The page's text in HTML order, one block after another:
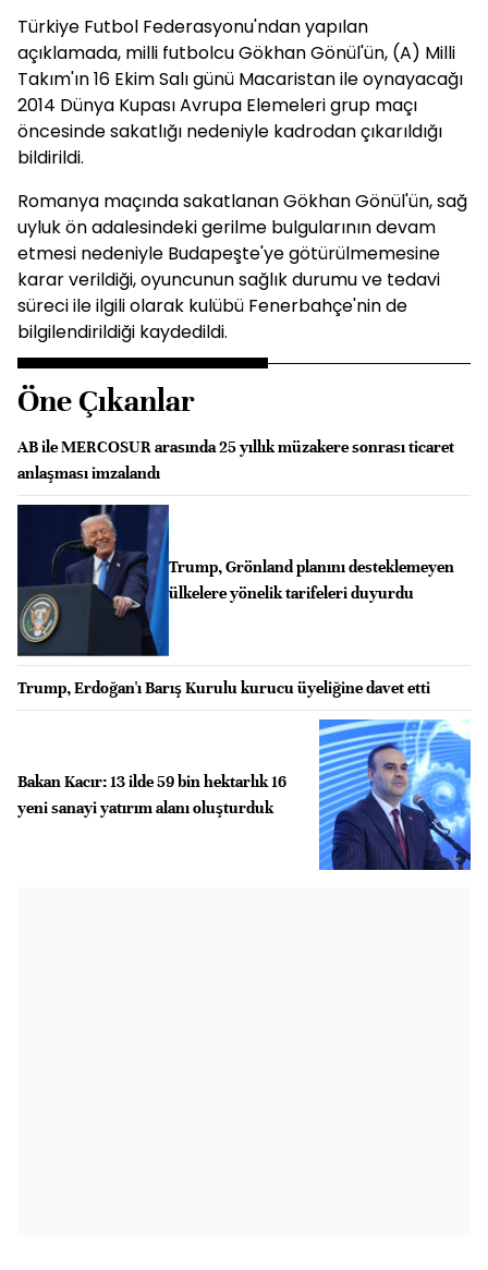
Türkiye Futbol Federasyonu'ndan yapılan
açıklamada, milli futbolcu Gökhan Gönül'ün, (A) Milli
Takım'ın 16 Ekim Salı günü Macaristan ile oynayacağı
2014 Dünya Kupası Avrupa Elemeleri grup maçı
öncesinde sakatlığı nedeniyle kadrodan çıkarıldığı
bildirildi.
Romanya maçında sakatlanan Gökhan Gönül'ün, sağ
uyluk ön adalesindeki gerilme bulgularının devam
etmesi nedeniyle Budapeşte'ye götürülmemesine
karar verildiği, oyuncunun sağlık durumu ve tedavi
süreci ile ilgili olarak kulübü Fenerbahçe'nin de
bilgilendirildiği kaydedildi.
Öne Çıkanlar
AB ile MERCOSUR arasında 25 yıllık müzakere sonrası ticaret
anlaşması imzalandı
Trump, Grönland planını desteklemeyen
ülkelere yönelik tarifeleri duyurdu
Trump, Erdoğan'ı Barış Kurulu kurucu üyeliğine davet etti
Bakan Kacır: 13 ilde 59 bin hektarlık 16
yeni sanayi yatırım alanı oluşturduk